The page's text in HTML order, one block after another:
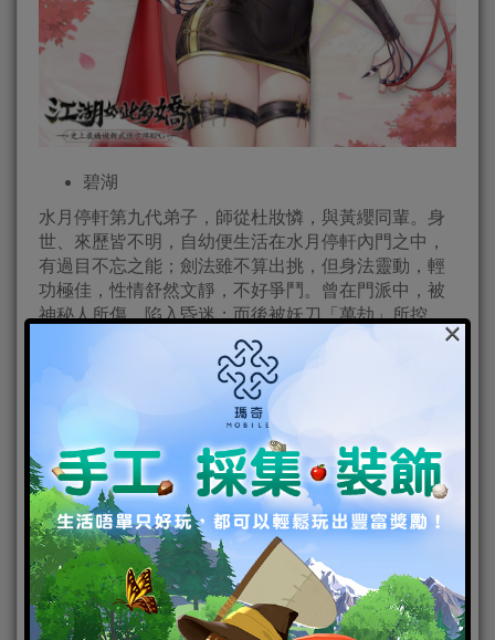
碧湖
水月停軒第九代弟子，師從杜妝憐，與黃纓同輩。身
世、來歷皆不明，自幼便生活在水月停軒內門之中，
有過目不忘之能；劍法雖不算出挑，但身法靈動，輕
功極佳，性情舒然文靜，不好爭鬥。曾在門派中，被
神秘人所傷，陷入昏迷；而後被妖刀「萬劫」所控
制，成為刀屍。在被「萬劫」附身期間，整個人變得
極其冷漠無情，似乎與其年幼的經歷有關，這背後究
俠客定位：低血流輸出戰士，大招及被動擁有高額回
血數值；當其生命值低於一定數額時，可釋放兩次絕
技。
“我想家了…但是，我不知道家，在何處…”
×